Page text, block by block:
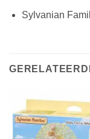
Sylvanian